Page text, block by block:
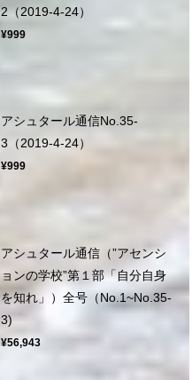
2（2019-4-24）
¥999
アシュタール通信No.35-
3（2019-4-24）
¥999
アシュタール通信（”アセンシ
ョンの学校”第１部「自分自身
を知れ」）全号（No.1~No.35-
3)
¥56,943